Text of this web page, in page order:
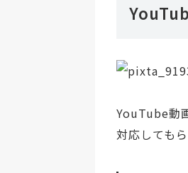
YouTube動
対応しても